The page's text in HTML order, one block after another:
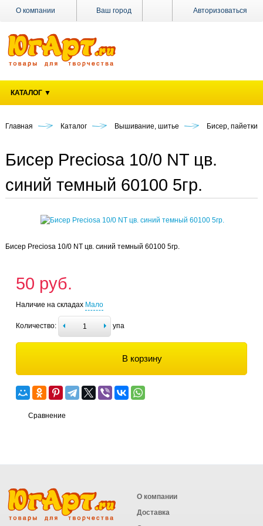
Ваш город Авторизоваться
О компании
Оплата
Наши
магазины
Новости
Контакты
КАТАЛОГ ▼
Главная Каталог Вышивание, шитье Бисер, пайетки
Бисер Preciosa 10/0 NT цв.
синий темный 60100 5гр.
Бисер Preciosa 10/0 NT цв. синий темный 60100 5гр.
50 руб.
Наличие на складах Мало
Количество: упа
В корзину
Сравнение
О компании
Доставка